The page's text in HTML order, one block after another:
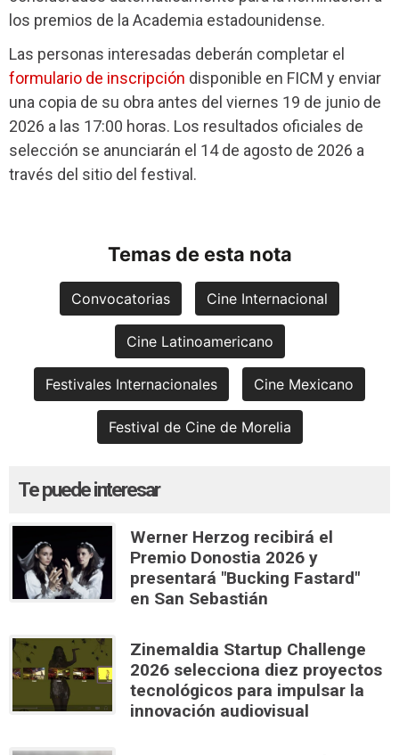
los premios de la Academia estadounidense.
Las personas interesadas deberán completar el
formulario de inscripción disponible en FICM y enviar
una copia de su obra antes del viernes 19 de junio de
2026 a las 17:00 horas. Los resultados oficiales de
selección se anunciarán el 14 de agosto de 2026 a
través del sitio del festival.
Temas de esta nota
Convocatorias Cine Internacional
Cine Latinoamericano
Festivales Internacionales Cine Mexicano
Festival de Cine de Morelia
Te puede interesar
Werner Herzog recibirá el
Premio Donostia 2026 y
presentará "Bucking Fastard"
en San Sebastián
Zinemaldia Startup Challenge
2026 selecciona diez proyectos
tecnológicos para impulsar la
innovación audiovisual